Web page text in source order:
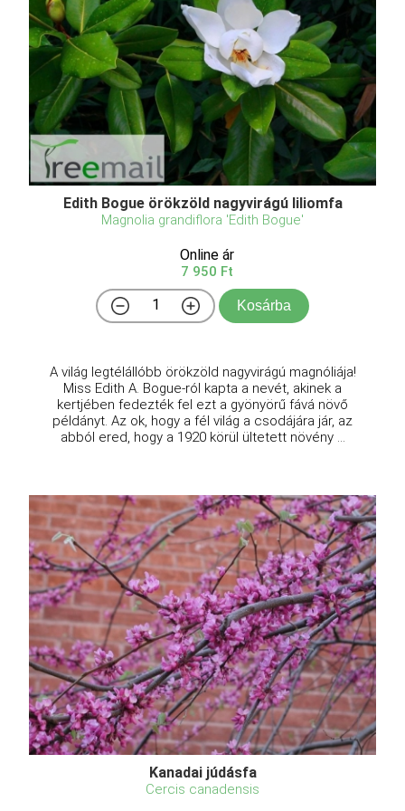
Edith Bogue örökzöld nagyvirágú liliomfa
Magnolia grandiflora 'Edith Bogue'
Online ár
7 950 Ft
Kosárba
A világ legtélállóbb örökzöld nagyvirágú magnóliája!
Miss Edith A. Bogue-ról kapta a nevét, akinek a
kertjében fedezték fel ezt a gyönyörű fává növő
példányt. Az ok, hogy a fél világ a csodájára jár, az
abból ered, hogy a 1920 körül ültetett növény ...
Kanadai júdásfa
Cercis canadensis